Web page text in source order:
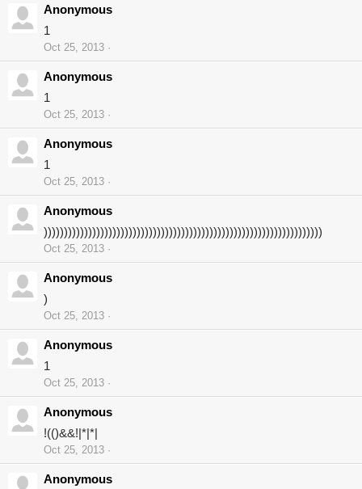
Anonymous
1
Oct 25, 2013
Anonymous
1
Oct 25, 2013
Anonymous
1
Oct 25, 2013
Anonymous
)))))))))))))))))))))))))))))))))))))))))))))))))))))))))))))))))))))
Oct 25, 2013
Anonymous
)
Oct 25, 2013
Anonymous
1
Oct 25, 2013
Anonymous
!(()&&!|*|*|
Oct 25, 2013
Anonymous